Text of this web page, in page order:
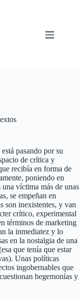
está pasando por su
de crítica y
recibía en forma de
poniendo en
víctima más de unas
se empeñan en
son inexistentes, y van
crítico, experimental
términos de marketing
la inmediatez y lo
en la nostalgia de una
que tenía que estar
Unas políticas
ingobernables que
hegemonías y